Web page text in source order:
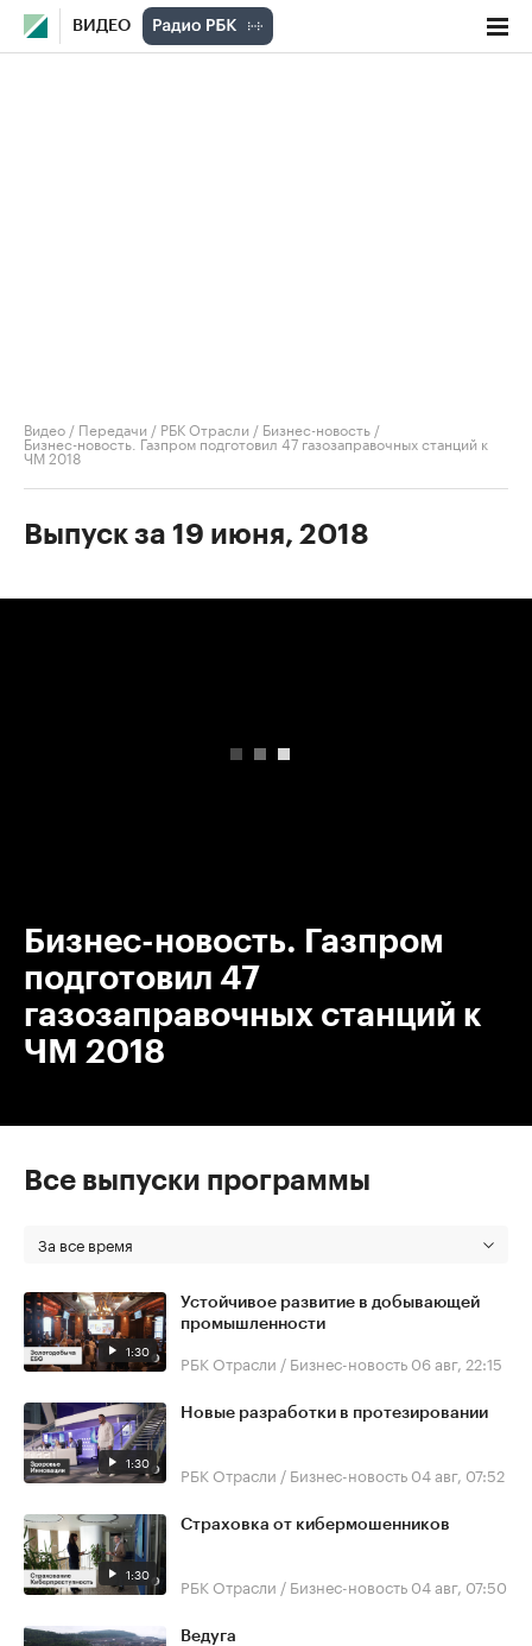
ВИДЕО
Видео / Передачи / РБК Отрасли / Бизнес-новость /
Бизнес-новость. Газпром подготовил 47 газозаправочных станций к
ЧМ 2018
Выпуск за 19 июня, 2018
Бизнес-новость. Газпром
подготовил 47
газозаправочных станций к
ЧМ 2018
Все выпуски программы
За все время
1:30
Устойчивое развитие в добывающей
промышленности
РБК Отрасли / Бизнес-новость 06 авг, 22:15
1:30
Новые разработки в протезировании
РБК Отрасли / Бизнес-новость 04 авг, 07:52
1:30
Страховка от кибермошенников
РБК Отрасли / Бизнес-новость 04 авг, 07:50
Ведуга